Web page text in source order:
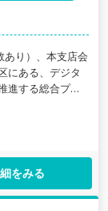
り）、本支店会
にある、デジタ
進する総合プラ
です。
をみる